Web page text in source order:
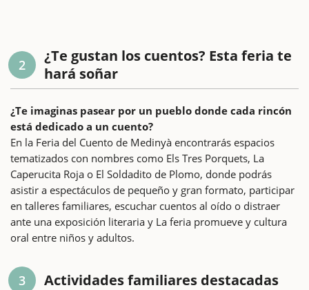
2
¿Te gustan los cuentos? Esta feria te
hará soñar
¿Te imaginas pasear por un pueblo donde cada rincón
está dedicado a un cuento?
En la Feria del Cuento de Medinyà encontrarás espacios
tematizados con nombres como Els Tres Porquets, La
Caperucita Roja o El Soldadito de Plomo, donde podrás
asistir a espectáculos de pequeño y gran formato, participar
en talleres familiares, escuchar cuentos al oído o distraer
ante una exposición literaria y La feria promueve y cultura
oral entre niños y adultos.
3 Actividades familiares destacadas